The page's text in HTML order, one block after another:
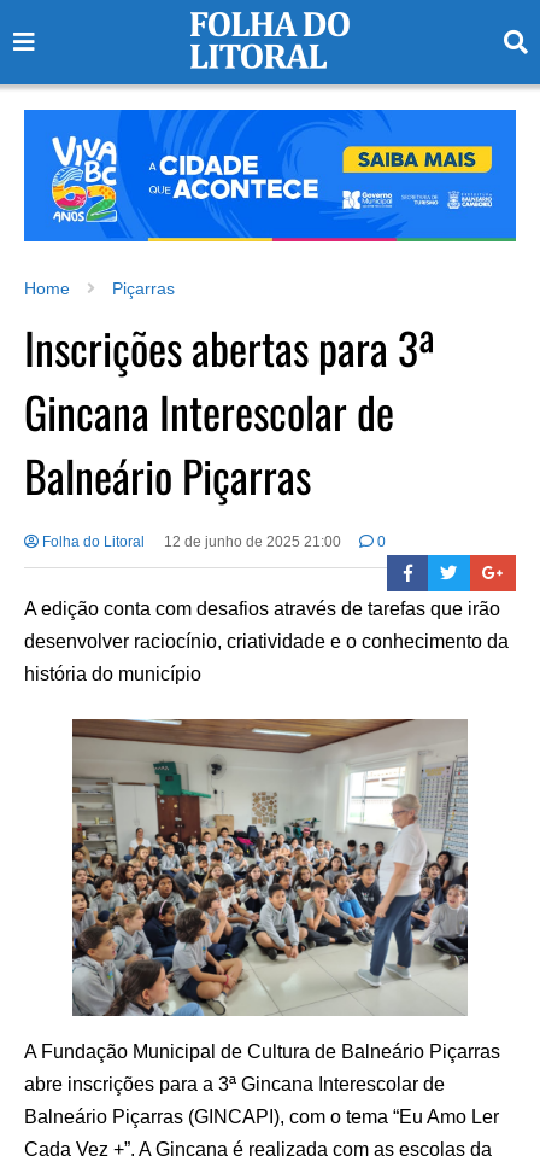
Home Piçarras
Inscrições abertas para 3ª
Gincana Interescolar de
Balneário Piçarras
Folha do Litoral 12 de junho de 2025 21:00 0
A edição conta com desafios através de tarefas que irão
desenvolver raciocínio, criatividade e o conhecimento da
história do município
A Fundação Municipal de Cultura de Balneário Piçarras
abre inscrições para a 3ª Gincana Interescolar de
Balneário Piçarras (GINCAPI), com o tema “Eu Amo Ler
Cada Vez +”. A Gincana é realizada com as escolas da